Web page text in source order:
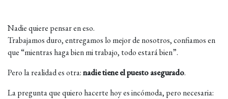
Nadie quiere pensar en eso.
Trabajamos duro, entregamos lo mejor de nosotros, confiamos en
que “mientras haga bien mi trabajo, todo estará bien”.
Pero la realidad es otra:nadie tiene el puesto asegurado.
La pregunta que quiero hacerte hoy es incómoda, pero necesaria: